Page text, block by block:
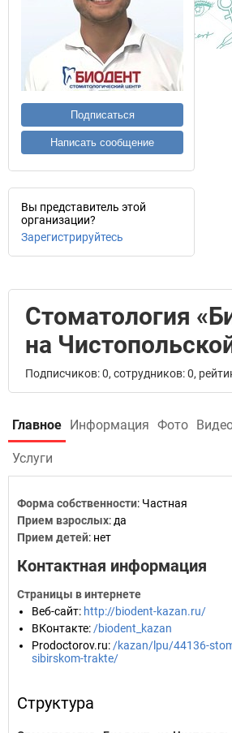
Подписаться
Написать сообщение
Вы представитель этой
организации?
Зарегистрируйтесь
Стоматология
на
Подписчиков: 0, сотрудников: 0,
Главное Информация Фото
Услуги
Форма собственности: Частная
Прием взрослых: да
Прием детей: нет
Контактная информация
Страницы в интернете
Веб-сайт: http://biodent-kazan.ru/
ВКонтакте: /biodent_kazan
Prodoctorov.ru: /kazan/lpu/44136-
sibirskom-trakte/
Структура